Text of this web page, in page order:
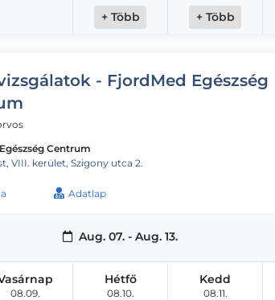
+ Több + Több
- FjordMed Egészség
Centrum
VIII. kerület, Szigony utca 2.
Adatlap
Aug. 07. - Aug. 13.
08.09.
Hétfő
08.10.
Kedd
08.11.